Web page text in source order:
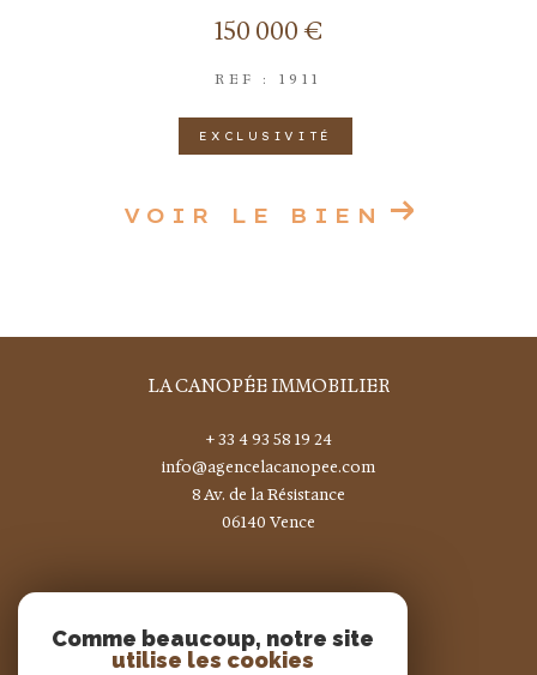
150 000 €
REF : 1911
EXCLUSIVITÉ
VOIR LE BIEN
LA CANOPÉE IMMOBILIER
+ 33 4 93 58 19 24
info@agencelacanopee.com
8 Av. de la Résistance
06140
vence
Comme beaucoup, notre site
utilise les cookies